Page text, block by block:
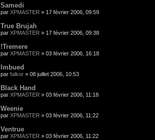
Samedi
par XPMASTER » 17 février 2006, 09:59
True Brujah
par XPMASTER » 17 février 2006, 09:38
!Tremere
par XPMASTER » 03 février 2006, 16:18
Imbued
par falkor » 08 juillet 2006, 10:53
Black Hand
par XPMASTER » 03 février 2006, 11:18
Weenie
par XPMASTER » 03 février 2006, 11:22
Ventrue
par XPMASTER » 03 février 2006, 11:22